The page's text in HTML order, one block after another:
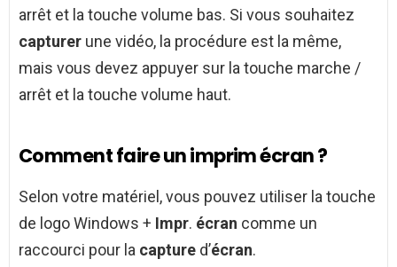
arrêt et la touche volume bas. Si vous souhaitez
capturer une vidéo, la procédure est la même,
mais vous devez appuyer sur la touche marche /
arrêt et la touche volume haut.
Comment faire un imprim écran ?
Selon votre matériel, vous pouvez utiliser la touche
de logo Windows + Impr. écran comme un
raccourci pour la capture d’écran.